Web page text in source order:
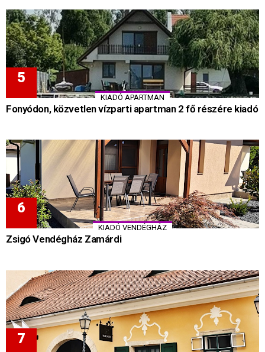
KIADÓ APARTMAN
Fonyódon, közvetlen vízparti apartman 2 fő részére kiadó
KIADÓ VENDÉGHÁZ
Zsigó Vendégház Zamárdi